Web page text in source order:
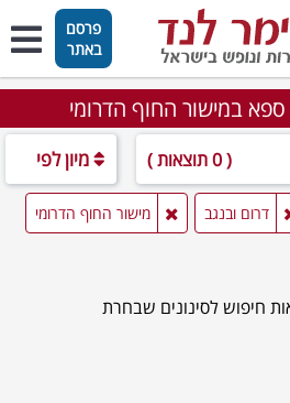
פרסם
באתר
ספא במישור החוף הדרומי
( 0 תוצאות ) מיון לפי
דרום ובנגב מישור החוף הדרומי
חיפוש לסינונים שבחרת